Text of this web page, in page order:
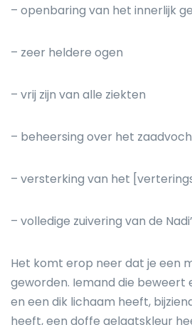
– openbaring van het innerlijk
– zeer heldere ogen
– vrij zijn van alle ziekten
– beheersing over het
– versterking van het
– volledige zuivering van de
Het komt erop neer dat je een
geworden. Iemand die beweert
en een dik lichaam heeft,
heeft, een doffe gelaatskleur